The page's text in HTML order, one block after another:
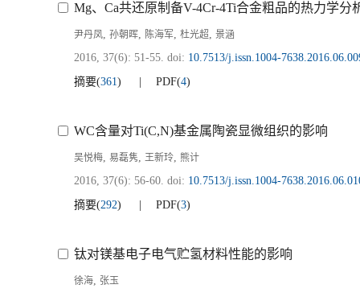
Mg、Ca共还原制备V-4Cr-4Ti合金粗品的热力学分
尹丹凤, 孙朝晖, 陈海军, 杜光超, 景涵
2016, 37(6): 51-55. doi: 10.7513/j.issn.1004-
摘要(361) PDF(4)
WC含量对Ti(C,N)基金属陶瓷显微组织的影响
吴悦梅, 易磊隽, 王新玲, 熊计
2016, 37(6): 56-60. doi: 10.7513/j.issn.1004-
摘要(292) PDF(3)
钛对镁基电子电气贮氢材料性能的影响
徐海, 张玉